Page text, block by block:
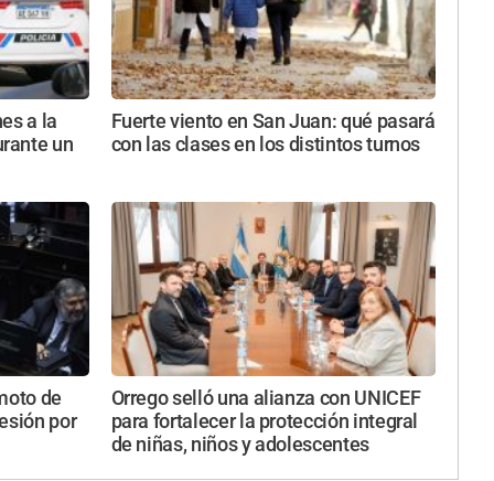
a la
un
Fuerte viento en San Juan: qué pasará
con las clases en los distintos turnos
de
por
Orrego selló una alianza con UNICEF
para fortalecer la protección integral
de niñas, niños y adolescentes